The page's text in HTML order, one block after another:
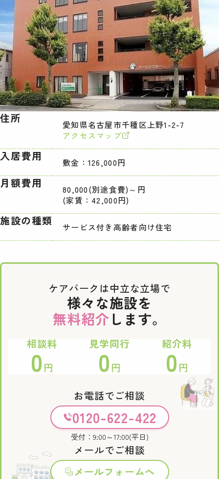
住所
愛知県名古屋市千種区上野1-2-7
アクセスマップ
入居費用 敷金：126,000円
月額費用
80,000(別途食費)～円
(家賃：42,000円)
施設の種類 サービス付き高齢者向け住宅
ケアパークは中立な立場で
様々な施設を
無料紹介 します。
相談料
0 円
見学同行
0 円
紹介料
0 円
お電話でご相談
0120-622-422
受付：9:00～17:00(平日)
メールでご相談
メールフォームへ